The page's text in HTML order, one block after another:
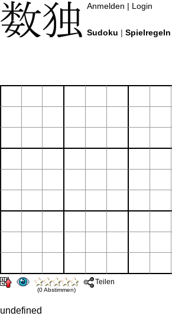
Anmelden | Login
Sudoku | Spielregeln
(0 Abstimmen)
Teilen
undefined